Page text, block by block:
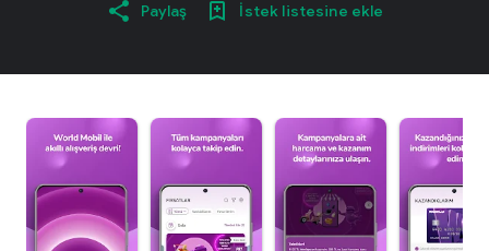
Paylaş İstek listesine ekle